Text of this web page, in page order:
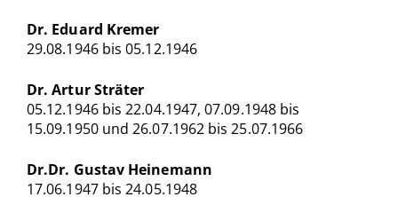
Dr. Eduard Kremer
29.08.1946 bis 05.12.1946
Dr. Artur Sträter
05.12.1946 bis 22.04.1947, 07.09.1948 bis
15.09.1950 und 26.07.1962 bis 25.07.1966
Dr.Dr. Gustav Heinemann
17.06.1947 bis 24.05.1948